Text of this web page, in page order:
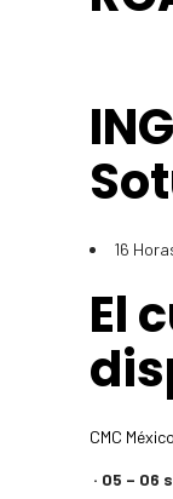
16
El
CMC
· 05 – 06